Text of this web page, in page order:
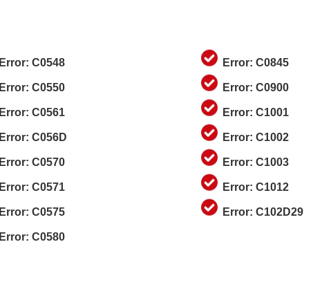
Error: C0548
Error: C0550
Error: C0561
Error: C056D
Error: C0570
Error: C0571
Error: C0575
Error: C0580
Error: C0845
Error: C0900
Error: C1001
Error: C1002
Error: C1003
Error: C1012
Error: C102D29